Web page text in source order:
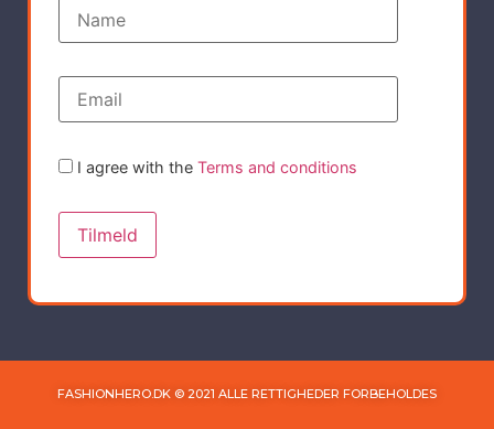
I agree with the Terms and conditions
FASHIONHERO.DK © 2021 ALLE RETTIGHEDER FORBEHOLDES